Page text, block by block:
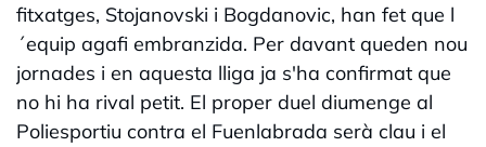
fitxatges, Stojanovski i Bogdanovic, han fet que l
´equip agafi embranzida. Per davant queden nou
jornades i en aquesta lliga ja s'ha confirmat que
no hi ha rival petit. El proper duel diumenge al
Poliesportiu contra el Fuenlabrada serà clau i el